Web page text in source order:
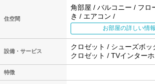
住空間
角部屋 / バルコニー / フロ
き / エアコン /
お部屋の詳しい情
設備・サービス
クロゼット / シューズボ
クロゼット / TVインター
特徴